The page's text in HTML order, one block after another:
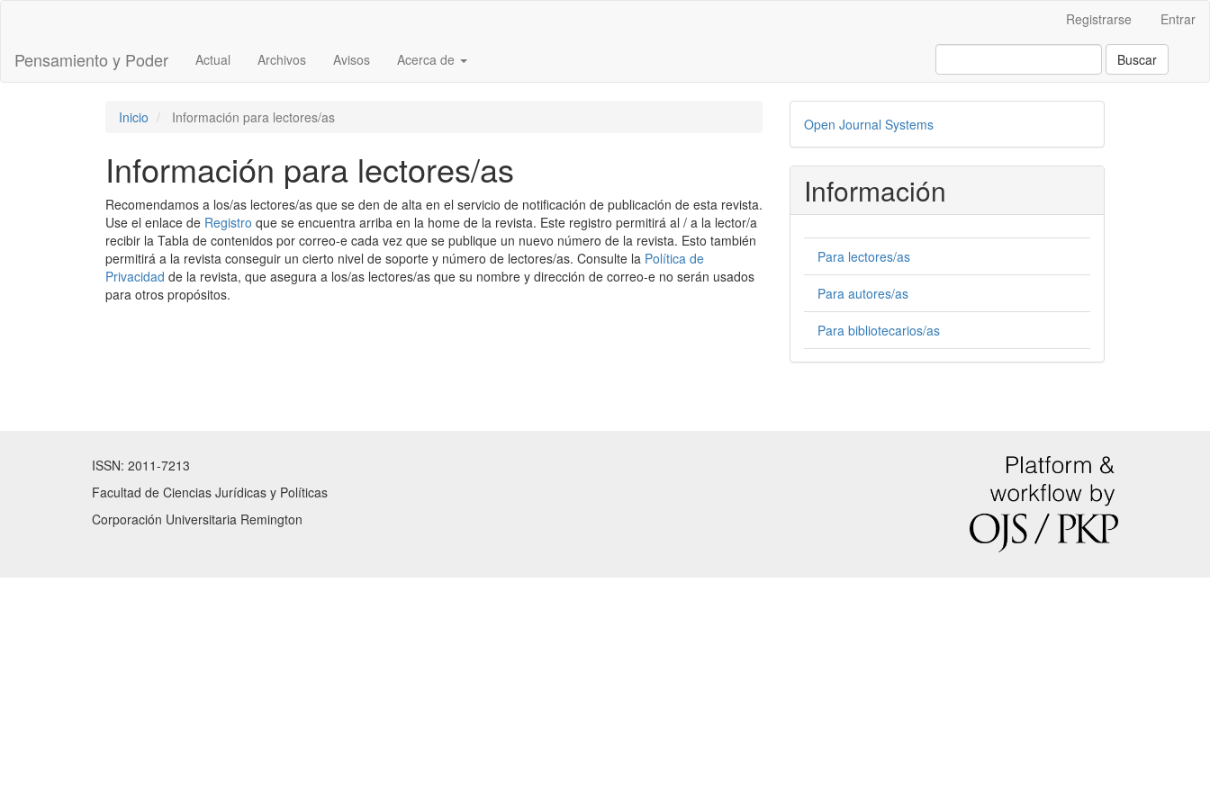
principal
Barra
Registrarse Entrar
Pensamiento y Poder Actual Archivos Avisos Acerca de Buscar
Inicio Información para lectores/as
Información para lectores/as
Recomendamos a los/as lectores/as que se den de alta en el servicio de notificación de publicación de esta revista.
Use el enlace de Registro que se encuentra arriba en la home de la revista. Este registro permitirá al / a la lector/a
recibir la Tabla de contenidos por correo-e cada vez que se publique un nuevo número de la revista. Esto también
permitirá a la revista conseguir un cierto nivel de soporte y número de lectores/as. Consulte la Política de
Privacidad de la revista, que asegura a los/as lectores/as que su nombre y dirección de correo-e no serán usados
para otros propósitos.
Desarrollado
por
Open Journal Systems
Información
Para lectores/as
Para autores/as
Para bibliotecarios/as
ISSN: 2011-7213
Facultad de Ciencias Jurídicas y Políticas
Corporación Universitaria Remington